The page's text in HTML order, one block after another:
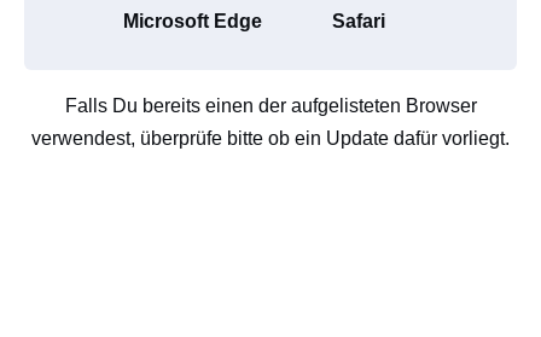
Microsoft Edge Safari
Falls Du bereits einen der aufgelisteten Browser
verwendest, überprüfe bitte ob ein Update dafür vorliegt.